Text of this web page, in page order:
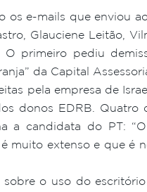
e-mails que enviou
Glauciene Leitão,
primeiro pediu
da Capital
pela empresa de
donos EDRB. Quatro
candidata do PT:
extenso e que é
o uso do